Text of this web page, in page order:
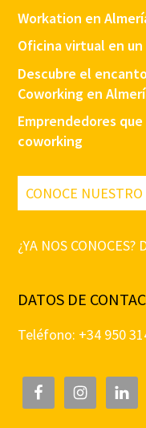
Workation en
Oficina virtual en
Descubre el
Coworking en
Emprendedores
coworking
CONOCE
¿YA NOS
DATOS DE
Teléfono: +34 950